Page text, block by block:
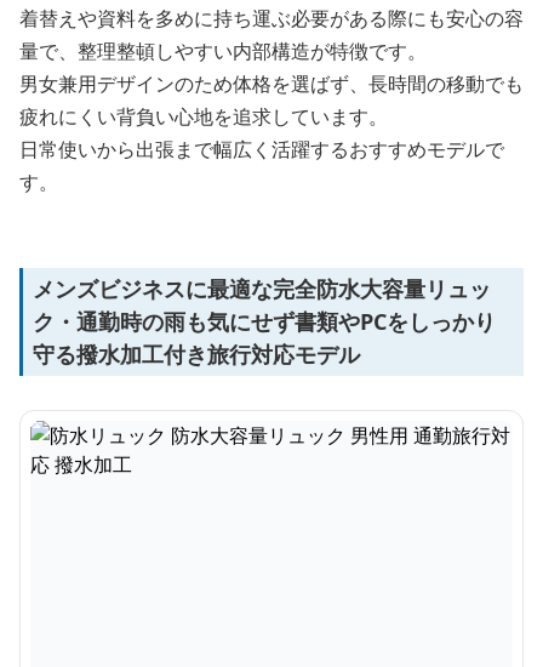
着替えや資料を多めに持ち運ぶ必要がある際にも安心の容
量で、整理整頓しやすい内部構造が特徴です。
男女兼用デザインのため体格を選ばず、長時間の移動でも
疲れにくい背負い心地を追求しています。
日常使いから出張まで幅広く活躍するおすすめモデルで
す。
メンズビジネスに最適な完全防水大容量リュッ
ク・通勤時の雨も気にせず書類やPCをしっかり
守る撥水加工付き旅行対応モデル